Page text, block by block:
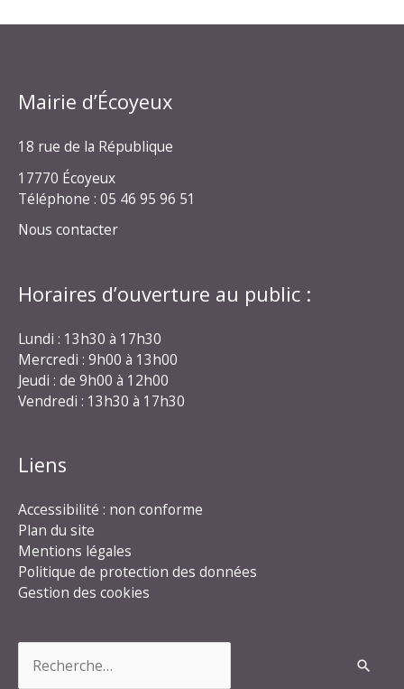
Mairie d’Écoyeux
18 rue de la République
17770 Écoyeux
Téléphone : 05 46 95 96 51
Nous contacter
Horaires d’ouverture au public :
Lundi : 13h30 à 17h30
Mercredi : 9h00 à 13h00
Jeudi : de 9h00 à 12h00
Vendredi : 13h30 à 17h30
Liens
Accessibilité : non conforme
Plan du site
Mentions légales
Politique de protection des données
Gestion des cookies